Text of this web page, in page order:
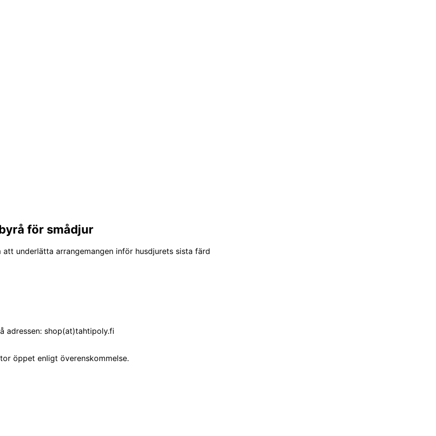
för smådjur
underlätta arrangemangen inför husdjurets sista färd
adressen: shop(at)tahtipoly.fi
öppet enligt överenskommelse.